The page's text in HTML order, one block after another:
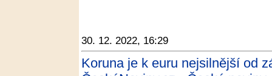
30. 12. 2022, 16:29
Koruna je k euru nejsilnější od